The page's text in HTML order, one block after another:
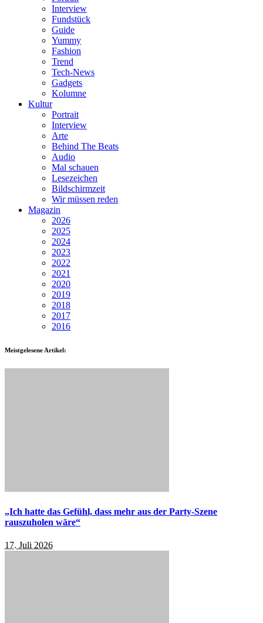
Interview
Fundstück
Guide
Yummy
Fashion
Trend
Tech-News
Gadgets
Kolumne
Kultur
Portrait
Interview
Arte
Behind The Beats
Audio
Mal schauen
Lesezeichen
Bildschirmzeit
Wir müssen reden
Magazin
2026
2025
2024
2023
2022
2021
2020
2019
2018
2017
2016
Meistgelesene Artikel:
„Ich hatte das Gefühl, dass mehr aus der Party-Szene
rauszuholen wäre“
17. Juli 2026